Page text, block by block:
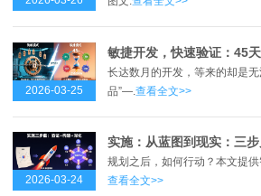
2026-03-25
长达数月的开发，等来的却是
品”—. 查看全文>>
2026-03-24
规划之后，如何行动？本文提供
查看全文>>